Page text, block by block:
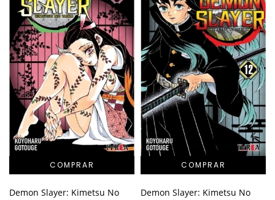
Demon Slayer: Kimetsu No
Demon Slayer: Kimetsu No